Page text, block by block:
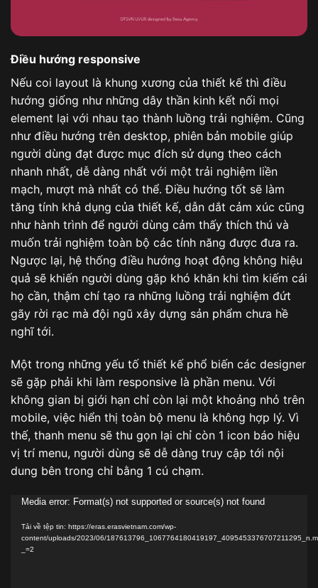
Điều hướng responsive
Nếu coi layout là khung xương của thiết kế thì điều
hướng giống như những dây thần kinh kết nối mọi
element lại với nhau tạo thành luồng trải nghiệm. Cũng
như điều hướng trên desktop, phiên bản mobile giúp
người dùng đạt được mục đích sử dụng theo cách
nhanh nhất, dễ dàng nhất với một trải nghiệm liền
mạch, mượt mà nhất có thể. Điều hướng tốt sẽ làm
tăng tính khả dụng của thiết kế, dẫn dắt cảm xúc cũng
như hành trình để người dùng cảm thấy thích thú và
muốn trải nghiệm toàn bộ các tính năng được đưa ra.
Ngược lại, hệ thống điều hướng hoạt động không hiệu
quả sẽ khiến người dùng gặp khó khăn khi tìm kiếm cái
họ cần, thậm chí tạo ra những luồng trải nghiệm đứt
gãy rời rạc mà đội ngũ xây dựng sản phẩm chưa hề
nghĩ tới.
Một trong những yếu tố thiết kế phổ biến các designer
sẽ gặp phải khi làm responsive là phần menu. Với
không gian bị giới hạn chỉ còn lại một khoảng nhỏ trên
mobile, việc hiển thị toàn bộ menu là không hợp lý. Vì
thế, thanh menu sẽ thu gọn lại chỉ còn 1 icon báo hiệu
vị trí menu, người dùng sẽ dễ dàng truy cập tới nội
dung bên trong chỉ bằng 1 cú chạm.
Trình
chơi
Video
Media error: Format(s) not supported or source(s) not found
Tải về tệp tin: https://eras.erasvietnam.com/wp-
content/uploads/2023/06/
_=2